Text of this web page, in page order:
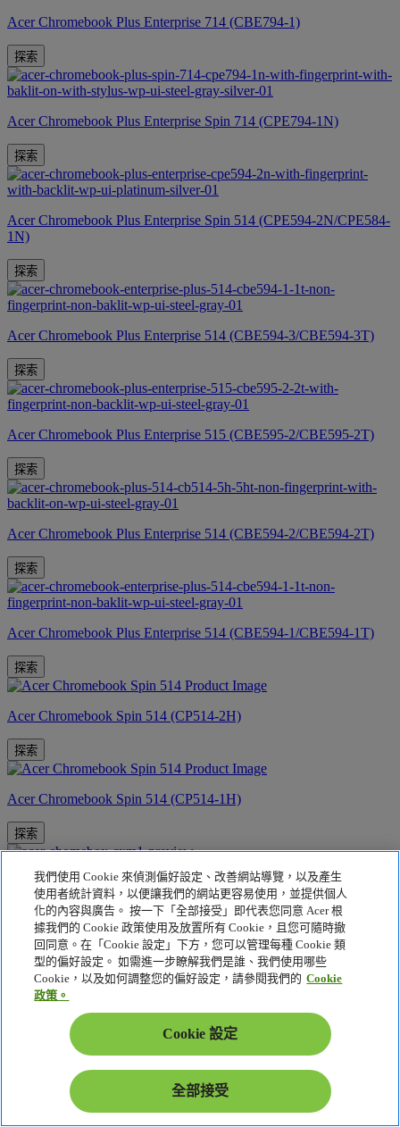
Acer Chromebook Plus Enterprise 714 (CBE794-1)
探索
Acer Chromebook Plus Enterprise Spin 714 (CPE794-1N)
探索
Acer Chromebook Plus Enterprise Spin 514 (CPE594-2N/CPE584-
1N)
探索
Acer Chromebook Plus Enterprise 514 (CBE594-3/CBE594-3T)
探索
Acer Chromebook Plus Enterprise 515 (CBE595-2/CBE595-2T)
探索
Acer Chromebook Plus Enterprise 514 (CBE594-2/CBE594-2T)
探索
Acer Chromebook Plus Enterprise 514 (CBE594-1/CBE594-1T)
探索
Acer Chromebook Spin 514 (CP514-2H)
探索
Acer Chromebook Spin 514 (CP514-1H)
探索
Acer Chromebox Mini CXM1
探索
Acer Chromebox CXI6
探索
Acer Chromebox CXI5
我們使用 Cookie 來偵測偏好設定、改善網站導覽，以及產生
使用者統計資料，以便讓我們的網站更容易使用，並提供個人
化的內容與廣告。 按一下「全部接受」即代表您同意 Acer 根
據我們的 Cookie 政策使用及放置所有 Cookie，且您可隨時撤
回同意。在「Cookie 設定」下方，您可以管理每種 Cookie 類
型的偏好設定。 如需進一步瞭解我們是誰、我們使用哪些
Cookie，以及如何調整您的偏好設定，請參閱我們的 Cookie
政策。
Cookie 設定
全部接受